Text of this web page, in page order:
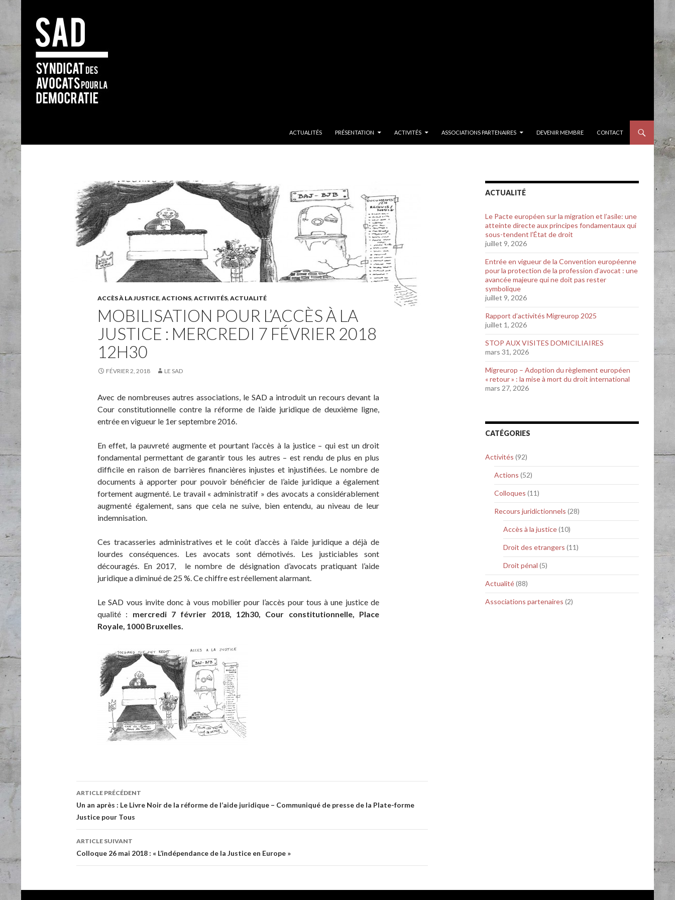
ACTUALITÉS
PRÉSENTATION ACTIVITÉS ASSOCIATIONS PARTENAIRES DEVENIR MEMBRE CONTACT
ACCÈS À LA JUSTICE, ACTIONS, ACTIVITÉS, ACTUALITÉ
MOBILISATION POUR L’ACCÈS À LA
JUSTICE : MERCREDI 7 FÉVRIER 2018
12H30
FÉVRIER 2, 2018 LE SAD
Avec de nombreuses autres associations, le SAD a introduit un recours devant la
Cour constitutionnelle contre la réforme de l’aide juridique de deuxième ligne,
entrée en vigueur le 1er septembre 2016.
En effet, la pauvreté augmente et pourtant l’accès à la justice – qui est un droit
fondamental permettant de garantir tous les autres – est rendu de plus en plus
difficile en raison de barrières financières injustes et injustifiées. Le nombre de
documents à apporter pour pouvoir bénéficier de l’aide juridique a également
fortement augmenté. Le travail « administratif » des avocats a considérablement
augmenté également, sans que cela ne suive, bien entendu, au niveau de leur
indemnisation.
Ces tracasseries administratives et le coût d’accès à l’aide juridique a déjà de
lourdes conséquences. Les avocats sont démotivés. Les justiciables sont
découragés. En 2017, le nombre de désignation d’avocats pratiquant l’aide
juridique a diminué de 25 %. Ce chiffre est réellement alarmant.
Le SAD vous invite donc à vous mobilier pour l’accès pour tous à une justice de
qualité : mercredi 7 février 2018, 12h30, Cour constitutionnelle, Place
Royale, 1000 Bruxelles.
Navigation de l’article
ARTICLE PRÉCÉDENT
Un an après : Le Livre Noir de la réforme de l’aide juridique – Communiqué de presse de la Plate-forme
Justice pour Tous
ARTICLE SUIVANT
Colloque 26 mai 2018 : « L’indépendance de la Justice en Europe »
ACTUALITÉ
Le Pacte européen sur la migration et l’asile: une
atteinte directe aux principes fondamentaux qui
sous-tendent l’État de droit
juillet 9, 2026
Entrée en vigueur de la Convention européenne
pour la protection de la profession d’avocat : une
avancée majeure qui ne doit pas rester
symbolique
juillet 9, 2026
Rapport d’activités Migreurop 2025
juillet 1, 2026
STOP AUX VISITES DOMICILIAIRES
mars 31, 2026
Migreurop – Adoption du règlement européen
« retour » : la mise à mort du droit international
mars 27, 2026
CATÉGORIES
Activités (92)
Actions (52)
Colloques (11)
Recours juridictionnels (28)
Accès à la justice(10)
Droit des etrangers (11)
Droit pénal (5)
Actualité(88)
Associations partenaires (2)